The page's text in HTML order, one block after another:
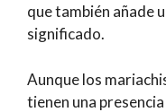
que también añade
significado.
Aunque los
tienen una